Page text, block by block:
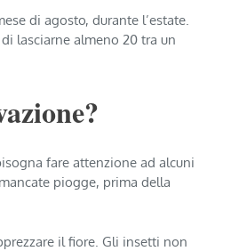
di agosto, durante l’estate.
lasciarne almeno 20 tra un
fare attenzione ad alcuni
piogge, prima della
il fiore. Gli insetti non